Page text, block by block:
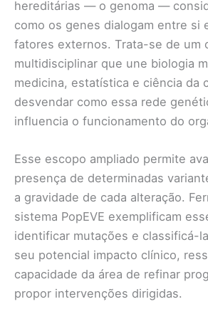
hereditárias — o genoma —
como os genes dialogam entre si
fatores externos. Trata-se de um
multidisciplinar que une biologia
medicina, estatística e ciência da
desvendar como essa rede
influencia o funcionamento do
Esse escopo ampliado permite
presença de determinadas
a gravidade de cada alteração.
sistema PopEVE exemplificam
identificar mutações e classificá-
seu potencial impacto clínico,
capacidade da área de refinar
propor intervenções dirigidas.